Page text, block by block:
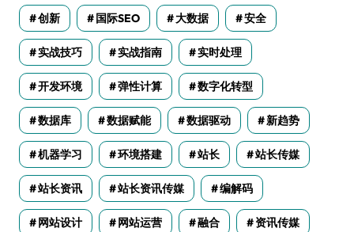
创新 国际SEO 大数据 安全
实战技巧 实战指南 实时处理
开发环境 弹性计算 数字化转型
数据库 数据赋能 数据驱动 新趋势
机器学习 环境搭建 站长 站长传媒
站长资讯 站长资讯传媒 编解码
网站设计 网站运营 融合 资讯传媒